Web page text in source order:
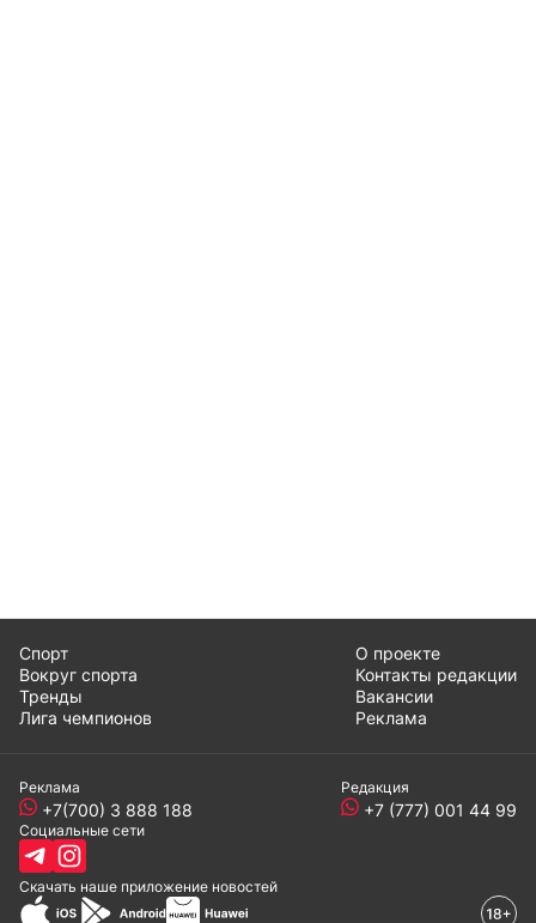
Спорт
Вокруг спорта
Тренды
Лига чемпионов
О проекте
Контакты редакции
Вакансии
Реклама
Реклама
+7(700) 3 888 188
Редакция
+7 (777) 001 44 99
Социальные сети
Скачать наше приложение новостей